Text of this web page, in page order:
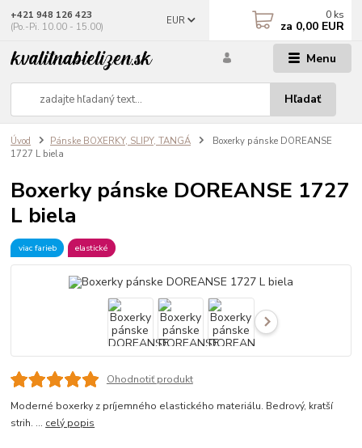
Menu
EUR
Hľadať
+421 948 126 423
(Po.-Pi. 10.00 - 15.00)
0 ks
za 0,00 EUR
Úvod Pánske BOXERKY, SLIPY, TANGÁ
Boxerky pánske DOREANSE
1727 L biela
Boxerky pánske DOREANSE 1727
L biela
viac farieb elastické
Ohodnotiť produkt
Moderné boxerky z príjemného elastického materiálu. Bedrový, kratší
strih. ... celý popis